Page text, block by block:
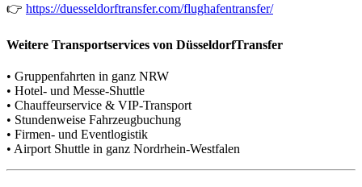
👉 https://duesseldorftransfer.com/flughafentransfer/
Weitere Transportservices von DüsseldorfTransfer
• Gruppenfahrten in ganz NRW
• Hotel- und Messe-Shuttle
• Chauffeurservice & VIP-Transport
• Stundenweise Fahrzeugbuchung
• Firmen- und Eventlogistik
• Airport Shuttle in ganz Nordrhein-Westfalen